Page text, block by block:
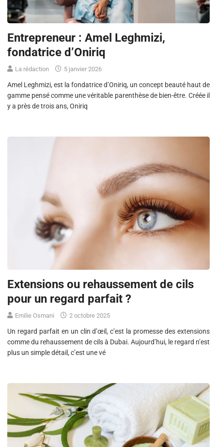
Entrepreneur : Amel Leghmizi,
fondatrice d’Oniriq
La rédaction 5 janvier 2026
Amel Leghmizi, est la fondatrice d’Oniriq, un concept beauté haut de
gamme pensé comme une véritable parenthèse de bien-être. Créée il
y a près de trois ans, Oniriq
Extensions ou rehaussement de cils
pour un regard parfait ?
Emilie Osmani 2 octobre 2025
Un regard parfait en un clin d’œil, c’est la promesse des extensions
comme du rehaussement de cils à Dubai. Aujourd’hui, le regard n’est
plus un simple détail, c’est une vé